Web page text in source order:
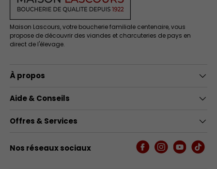
Maison Lascours, votre boucherie familiale centenaire, vous
propose de découvrir des viandes et charcuteries de pays en
direct de l'élevage.
À propos
Aide & Conseils
Offres & Services
Nos réseaux sociaux FacebookInstagram
YouTube